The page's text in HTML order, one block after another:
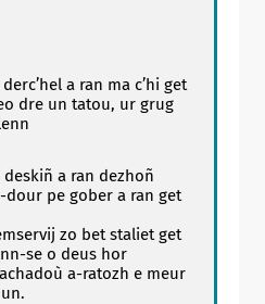
a ran ma c’hi get
dre un tatou, ur grug
deskiñ a ran dezhoñ
dour pe gober a ran get
zo bet staliet get
se o deus hor
a-ratozh e meur